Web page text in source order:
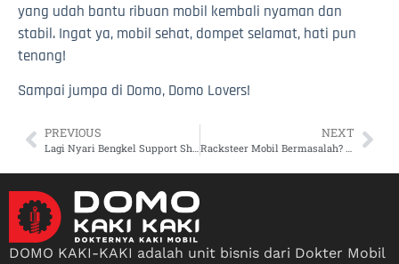
yang udah bantu ribuan mobil kembali nyaman dan
stabil. Ingat ya, mobil sehat, dompet selamat, hati pun
tenang!
Sampai jumpa di Domo, Domo Lovers!
PREVIOUS NEXT
DOMO KAKI-KAKI adalah unit bisnis dari Dokter Mobil